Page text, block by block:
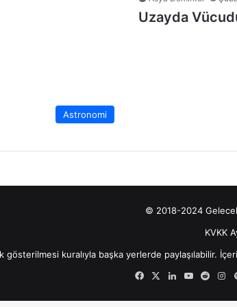
Astronomi
Uzayda
© 2018-2024 Gelecek
KVKK
gösterilmesi kuralıyla başka yerlerde paylaşılabilir.
FacebookLinkedInYouTube
Reddit